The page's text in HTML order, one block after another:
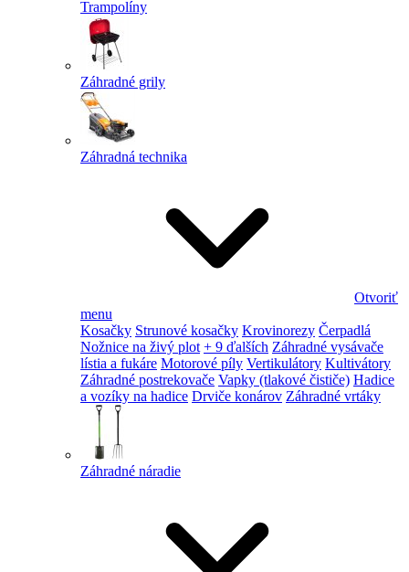
Trampolíny
Záhradné grily
Záhradná technika
Otvoriť
menu
Kosačky Strunové kosačky Krovinorezy Čerpadlá
Nožnice na živý plot + 9 ďalších Záhradné vysávače
lístia a fukáre Motorové píly Vertikulátory Kultivátory
Záhradné postrekovače Vapky (tlakové čističe) Hadice
a vozíky na hadice Drviče konárov Záhradné vrtáky
Záhradné náradie